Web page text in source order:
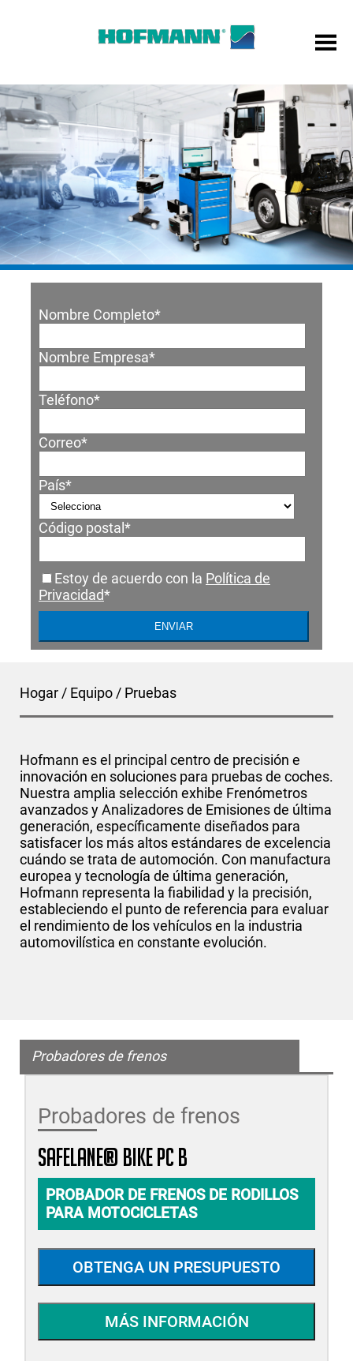
Nombre Completo*
Nombre Empresa*
Teléfono*
Correo*
País*
Código postal *
Estoy de acuerdo con la Política de
Privacidad*
Hogar / Equipo / Pruebas
Hofmann es el principal centro de precisión e
innovación en soluciones para pruebas de coches.
Nuestra amplia selección exhibe Frenómetros
avanzados y Analizadores de Emisiones de última
generación, específicamente diseñados para
satisfacer los más altos estándares de excelencia
cuándo se trata de automoción. Con manufactura
europea y tecnología de última generación,
Hofmann representa la fiabilidad y la precisión,
estableciendo el punto de referencia para evaluar
el rendimiento de los vehículos en la industria
automovilística en constante evolución.
Probadores de frenos
Probadores de frenos
SAFELANE® BIKE PC B
PROBADOR DE FRENOS DE RODILLOS
PARA MOTOCICLETAS
OBTENGA UN PRESUPUESTO
MÁS INFORMACIÓN